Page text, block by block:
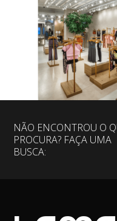
NÃO ENCONTROU O
PROCURA? FAÇA UMA
BUSCA: